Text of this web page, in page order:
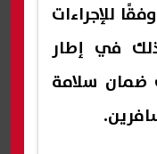
للإجراءات
في إطار
ضمان سلامة